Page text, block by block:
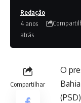
Redação
4 anos
atrás
Compartilhar
O